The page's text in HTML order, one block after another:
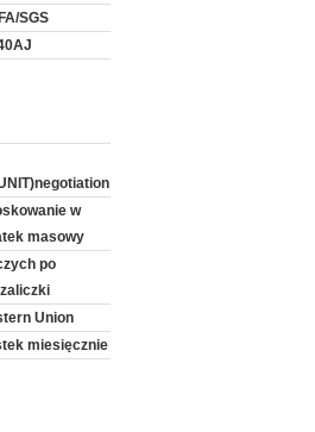
SGS
w
masowy
po
Union
miesięcznie